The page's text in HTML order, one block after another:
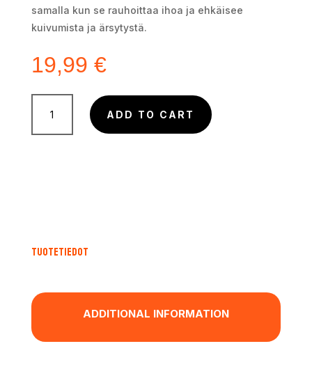
samalla kun se rauhoittaa ihoa ja ehkäisee
kuivumista ja ärsytystä.
19,99 €
Jameson
Zew
ADD TO CART
Tuotetiedot
ADDITIONAL INFORMATION